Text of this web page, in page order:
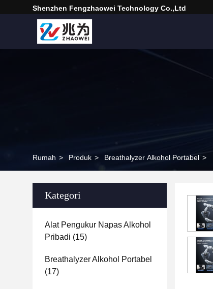
Shenzhen Fengzhaowei Technology Co.,Ltd
Rumah > Produk > Breathalyzer Alkohol Portabel >
Kategori
Alat Pengukur Napas Alkohol
Pribadi (15)
Breathalyzer Alkohol Portabel
(17)